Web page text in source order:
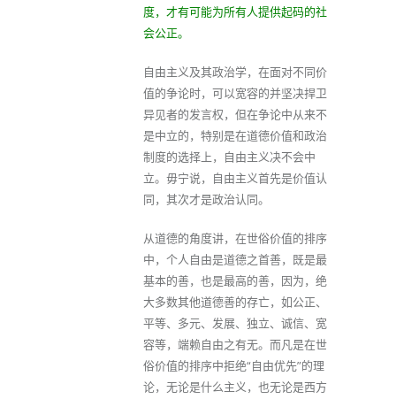
度，才有可能为所有人提供起码的社
会公正。
自由主义及其政治学，在面对不同价
值的争论时，可以宽容的并坚决捍卫
异见者的发言权，但在争论中从来不
是中立的，特别是在道德价值和政治
制度的选择上，自由主义决不会中
立。毋宁说，自由主义首先是价值认
同，其次才是政治认同。
从道德的角度讲，在世俗价值的排序
中，个人自由是道德之首善，既是最
基本的善，也是最高的善，因为，绝
大多数其他道德善的存亡，如公正、
平等、多元、发展、独立、诚信、宽
容等，端赖自由之有无。而凡是在世
俗价值的排序中拒绝“自由优先”的理
论，无论是什么主义，也无论是西方